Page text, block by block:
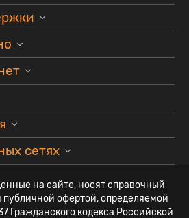
сетях
на сайте, носят справочный
публичной офертой, определяемой
Гражданского кодекса Российской